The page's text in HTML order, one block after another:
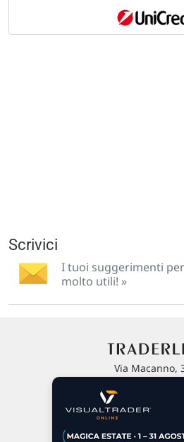
Scrivici
I tuoi suggerimenti
molto utili! »
Via Macanno,
P.IVA 02 452 460
Chi siamo